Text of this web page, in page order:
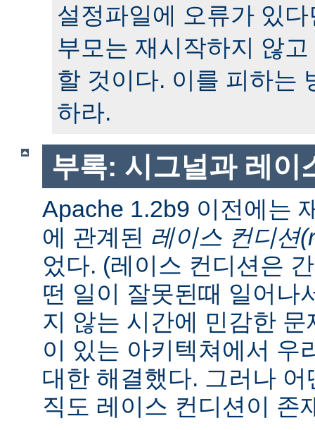
설정파일에 오류가 있
부모는 재시작하지 않
할 것이다. 이를 피하는
하라.
부록: 시그널과 레이
Apache 1.2b9 이전에는
에 관계된 레이스 컨디션
었다. (레이스 컨디션은
떤 일이 잘못된때 일어나
지 않는 시간에 민감한
이 있는 아키텍쳐에서 우
대한 해결했다. 그러나
직도 레이스 컨디션이 존